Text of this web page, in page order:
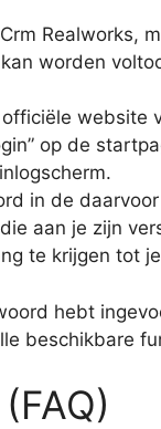
Realworks,
worden
website
op de
in de
aan je zijn
te krijgen tot
hebt
beschikbare